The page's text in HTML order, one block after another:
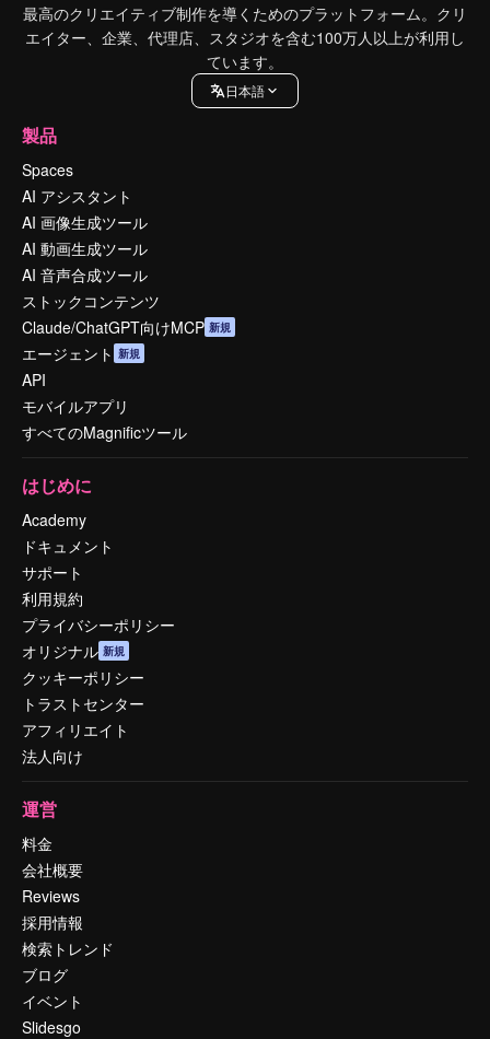
最高のクリエイティブ制作を導くためのプラットフォーム。クリ
エイター、企業、代理店、スタジオを含む100万人以上が利用し
ています。
日本語
製品
Spaces
AI アシスタント
AI 画像生成ツール
AI 動画生成ツール
AI 音声合成ツール
ストックコンテンツ
Claude/ChatGPT向けMCP 新規
エージェント 新規
API
モバイルアプリ
すべてのMagnificツール
はじめに
Academy
ドキュメント
サポート
利用規約
プライバシーポリシー
オリジナル 新規
クッキーポリシー
トラストセンター
アフィリエイト
法人向け
運営
料金
会社概要
Reviews
採用情報
検索トレンド
ブログ
イベント
Slidesgo